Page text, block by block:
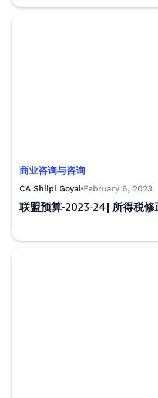
商业咨询与咨询
CA Shilpi Goyal February 6, 2023
联盟预算-2023-24| 所得税修